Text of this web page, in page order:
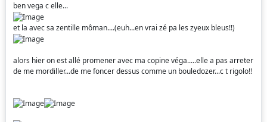
ben vega c elle...
et la avec sa zentille môman....(euh...en vrai zé pa les zyeux bleus!!)
alors hier on est allé promener avec ma copine véga.....elle a pas arreter
de me mordiller...de me foncer dessus comme un bouledozer...c t rigolo!!